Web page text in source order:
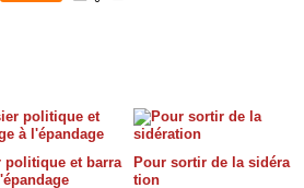
politique et barra
Pour sortir de la sidéra
tion